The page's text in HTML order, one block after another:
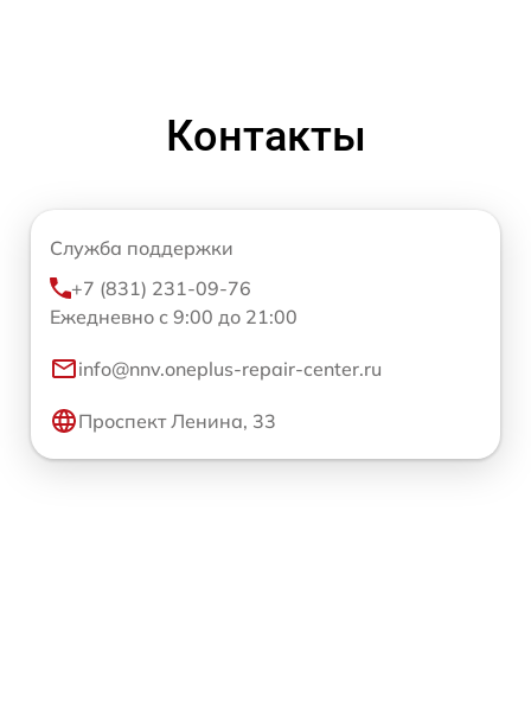
Контакты
Служба поддержки
+7 (831) 231-09-76
Ежедневно с 9:00 до 21:00
info@nnv.oneplus-repair-center.ru
Проспект Ленина, 33